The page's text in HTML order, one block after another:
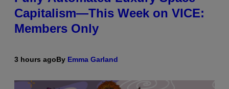
Capitalism—This Week on VICE:
Members Only
3 hours agoBy Emma Garland